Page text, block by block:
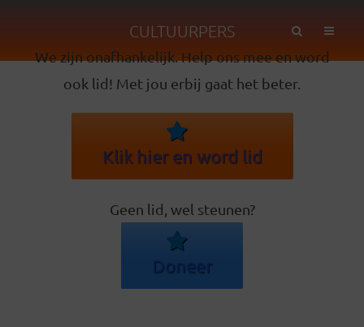
CULTUURPERS
We zijn onafhankelijk. Help ons mee en word
ook lid! Met jou erbij gaat het beter.
Klik hier en word lid
Geen lid, wel steunen?
Doneer